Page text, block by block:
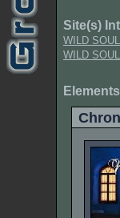
Site(s)
WILD
WILD